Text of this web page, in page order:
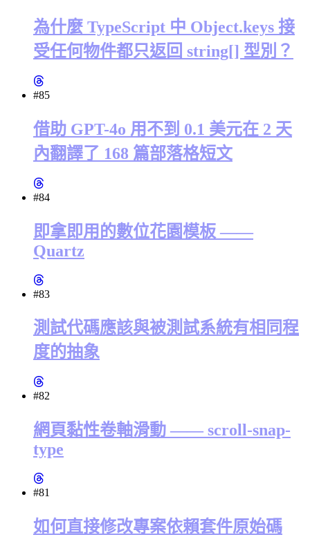
為什麼 TypeScript 中 Object.keys 接
受任何物件都只返回 string[] 型別？
#85
借助 GPT-4o 用不到 0.1 美元在 2 天
內翻譯了 168 篇部落格短文
#84
即拿即用的數位花園模板 ——
Quartz
#83
測試代碼應該與被測試系統有相同程
度的抽象
#82
網頁黏性卷軸滑動 —— scroll-snap-
type
#81
如何直接修改專案依賴套件原始碼